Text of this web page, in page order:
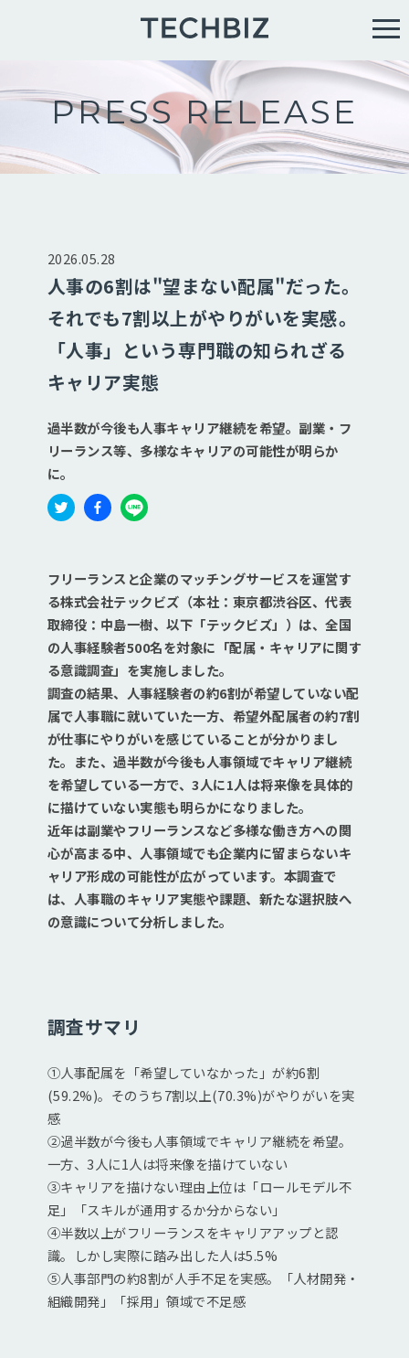
PRESS RELEASE
2026.05.28
人事の6割は"望まない配属"だった。
それでも7割以上がやりがいを実感。
「人事」という専門職の知られざる
キャリア実態
過半数が今後も人事キャリア継続を希望。副業・フ
リーランス等、多様なキャリアの可能性が明らか
に。
フリーランスと企業のマッチングサービスを運営す
る株式会社テックビズ（本社：東京都渋谷区、代表
取締役：中島一樹、以下「テックビズ」）は、全国
の人事経験者500名を対象に「配属・キャリアに関す
る意識調査」を実施しました。
調査の結果、人事経験者の約6割が希望していない配
属で人事職に就いていた一方、希望外配属者の約7割
が仕事にやりがいを感じていることが分かりまし
た。また、過半数が今後も人事領域でキャリア継続
を希望している一方で、3人に1人は将来像を具体的
に描けていない実態も明らかになりました。
近年は副業やフリーランスなど多様な働き方への関
心が高まる中、人事領域でも企業内に留まらないキ
ャリア形成の可能性が広がっています。本調査で
は、人事職のキャリア実態や課題、新たな選択肢へ
の意識について分析しました。
調査サマリ
①人事配属を「希望していなかった」が約6割
(59.2%)。そのうち7割以上(70.3%)がやりがいを実
感
②過半数が今後も人事領域でキャリア継続を希望。
一方、3人に1人は将来像を描けていない
③キャリアを描けない理由上位は「ロールモデル不
足」「スキルが通用するか分からない」
④半数以上がフリーランスをキャリアアップと認
識。しかし実際に踏み出した人は5.5%
⑤人事部門の約8割が人手不足を実感。「人材開発・
組織開発」「採用」領域で不足感